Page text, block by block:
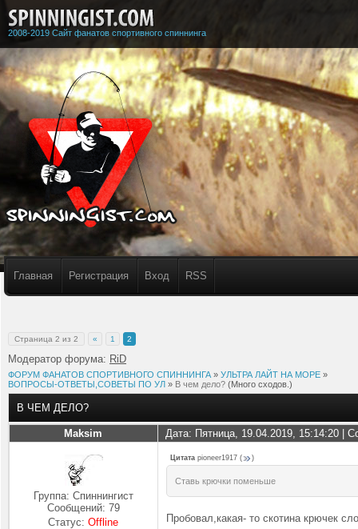
2008-2019 Сайт фанатов спортивного спиннинга
Главная Регистрация Вход RSS
Страница 2 из 2 « 1 2
Модератор форума: RiD
ФОРУМ ФАНАТОВ СПОРТИВНОГО СПИННИНГА » УЛЬТРА ЛАЙТ НА МОРЕ »
ВОПРОСЫ-ОТВЕТЫ,СОВЕТЫ ПО УЛ » В чем дело? (Много сходов.)
В ЧЕМ ДЕЛО?
Maksim Дата: Пятница, 19.04.2019, 15:14:20 |
Группа: Спиннингист
Сообщений: 79
Статус:Offline
Цитата pioneer1917 ( )
Ставь крючки поменьше
Пробовал,какая- то скотина крючек